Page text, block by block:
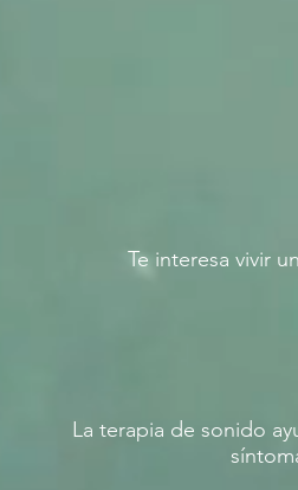
Te interesa vivir
La terapia de sonido